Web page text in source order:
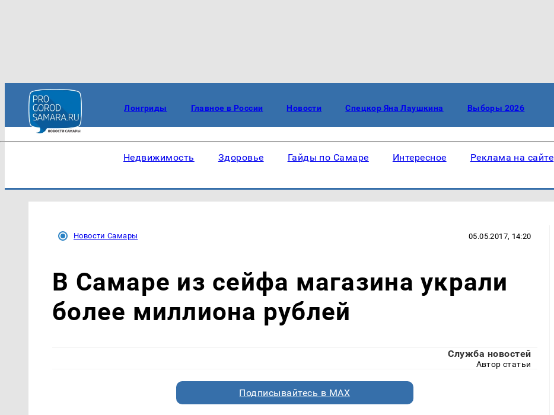
Лонгриды Главное в России Новости Спецкор Яна Лаушкина Выборы 2026
Недвижимость Здоровье Гайды по Самаре Интересное Реклама на сайте
Новости Самары 05.05.2017, 14:20
В Самаре из сейфа магазина украли
более миллиона рублей
Служба новостей
Автор статьи
Подписывайтесь в MAX